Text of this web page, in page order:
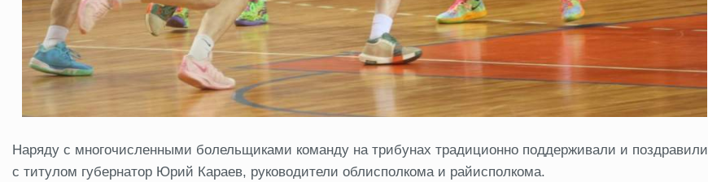
Наряду с многочисленными болельщиками команду на трибунах традиционно поддерживали и поздравили
с титулом губернатор Юрий Караев, руководители облисполкома и райисполкома.